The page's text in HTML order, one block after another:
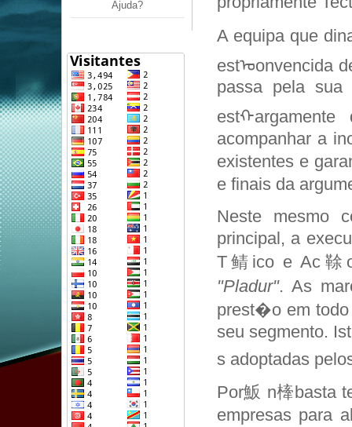
Ajuda?
A equipa que
estᠣonvencida
passa pela sua
acompanhar a
existentes e
e finais da
Neste mesmo
principal, a
T鲭ico e Ac䩣
"Pladur". As
prest�o em
seu segmento.
s adoptadas
Por魬 n㯠basta
empresas para